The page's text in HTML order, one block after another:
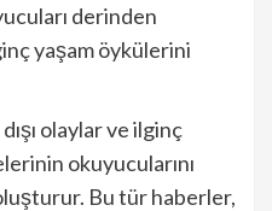
derinden
yaşam öykülerini
dışı olaylar ve ilginç
okuyucularını
Bu tür haberler,